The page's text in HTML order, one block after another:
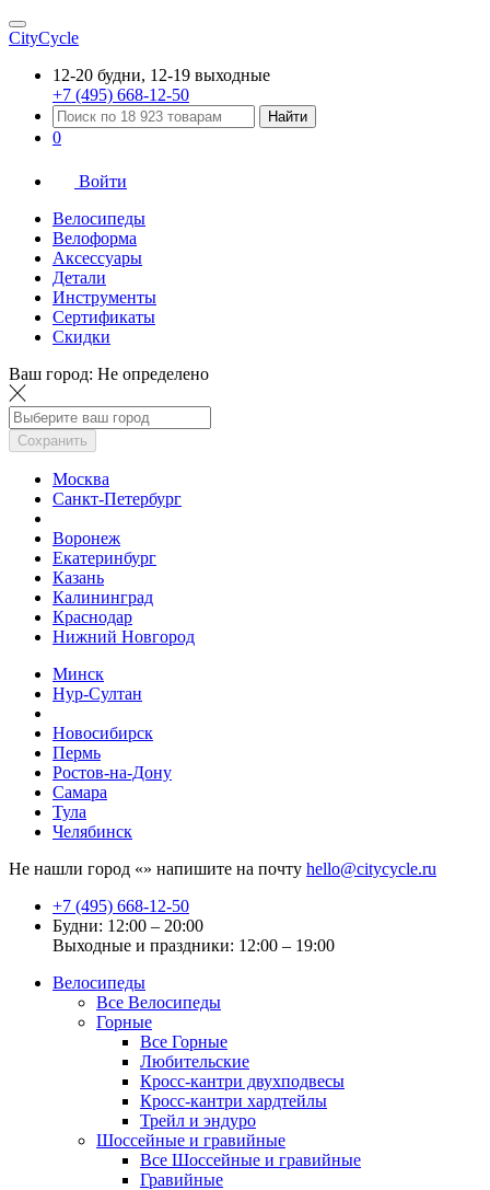
CityCycle
12-20 будни, 12-19 выходные
+7 (495) 668-12-50
Найти
0
Войти
Велосипеды
Велоформа
Аксессуары
Детали
Инструменты
Сертификаты
Скидки
Ваш город: Не определено
Сохранить
Москва
Санкт-Петербург
Воронеж
Екатеринбург
Казань
Калининград
Краснодар
Нижний Новгород
Минск
Нур-Султан
Новосибирск
Пермь
Ростов-на-Дону
Самара
Тула
Челябинск
Не нашли город «» напишите на почту hello@citycycle.ru
+7 (495) 668-12-50
Будни: 12:00 – 20:00
Выходные и праздники: 12:00 – 19:00
Велосипеды
Все Велосипеды
Горные
Все Горные
Любительские
Кросс-кантри двухподвесы
Кросс-кантри хардтейлы
Трейл и эндуро
Шоссейные и гравийные
Все Шоссейные и гравийные
Гравийные